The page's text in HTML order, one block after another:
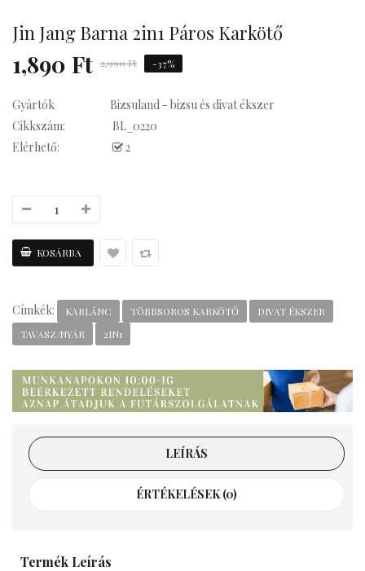
Jin Jang Barna 2in1 Páros Karkötő
1,890 Ft 2,990 Ft -37%
Gyártók
Bizsuland - bizsu és divat ékszer
Cikkszám:
BL_0220
Elérhető:
2
Címkék: KARLÁNC TÖBBSOROS KARKÖTŐ
DIVAT ÉKSZER
TAVASZ/NYÁR
2IN1
LEÍRÁS
ÉRTÉKELÉSEK (0)
Termék Leírás